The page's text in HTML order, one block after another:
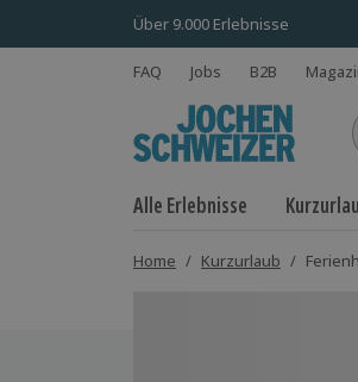
Über 9.000 Erlebnisse
FAQ Jobs B2B
Alle Erlebnisse
Home / Kurzurlaub /